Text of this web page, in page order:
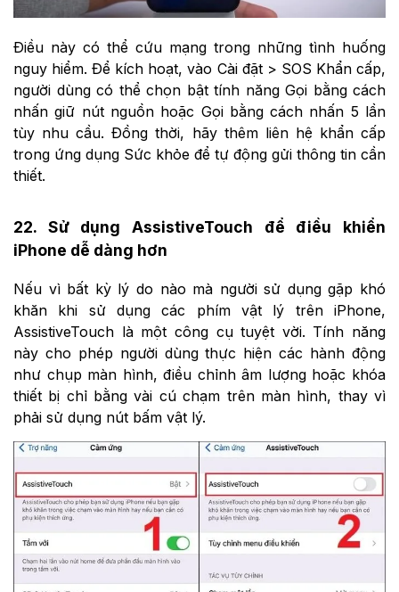
Điều này có thể cứu mạng trong những tình huống
nguy hiểm. Để kích hoạt, vào Cài đặt > SOS Khẩn cấp,
người dùng có thể chọn bật tính năng Gọi bằng cách
nhấn giữ nút nguồn hoặc Gọi bằng cách nhấn 5 lần
tùy nhu cầu. Đồng thời, hãy thêm liên hệ khẩn cấp
trong ứng dụng Sức khỏe để tự động gửi thông tin cần
thiết.
22. Sử dụng AssistiveTouch để điều khiển
iPhone dễ dàng hơn
Nếu vì bất kỳ lý do nào mà người sử dụng gặp khó
khăn khi sử dụng các phím vật lý trên iPhone,
AssistiveTouch là một công cụ tuyệt vời. Tính năng
này cho phép người dùng thực hiện các hành động
như chụp màn hình, điều chỉnh âm lượng hoặc khóa
thiết bị chỉ bằng vài cú chạm trên màn hình, thay vì
phải sử dụng nút bấm vật lý.